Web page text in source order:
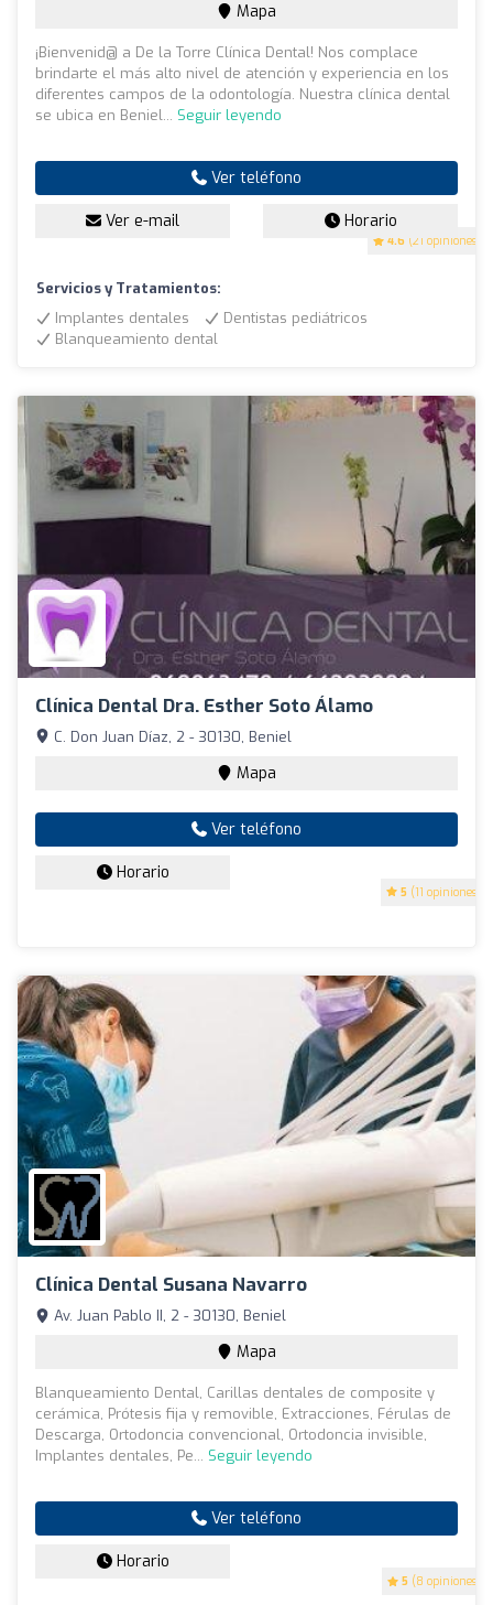
4.6 (21 opiniones)
Mapa
¡Bienvenid@ a De la Torre Clínica Dental! Nos complace
brindarte el más alto nivel de atención y experiencia en los
diferentes campos de la odontología. Nuestra clínica dental
se ubica en Beniel... Seguir leyendo
Ver teléfono
Ver e-mail Horario
Servicios y Tratamientos:
Implantes dentales
Dentistas pediátricos
Blanqueamiento dental
Clínica Dental Dra. Esther Soto Álamo
5 (11 opiniones)
C. Don Juan Díaz, 2 - 30130, Beniel
Mapa
Ver teléfono
Horario
Clínica Dental Susana Navarro
5 (8 opiniones)
Av. Juan Pablo II, 2 - 30130, Beniel
Mapa
Blanqueamiento Dental, Carillas dentales de composite y
cerámica, Prótesis fija y removible, Extracciones, Férulas de
Descarga, Ortodoncia convencional, Ortodoncia invisible,
Implantes dentales, Pe... Seguir leyendo
Ver teléfono
Horario